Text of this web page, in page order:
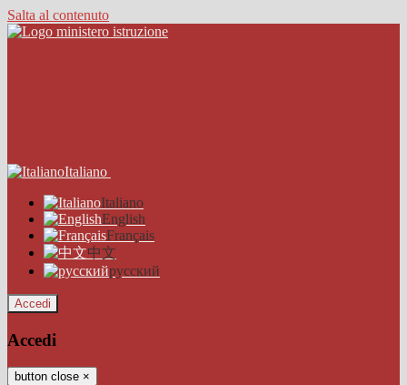
Salta al contenuto
Italiano
Italiano
English
Français
中文
русский
Accedi
Accedi
button close ×